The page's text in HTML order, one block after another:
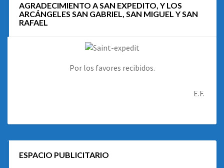
AGRADECIMIENTO A SAN EXPEDITO, Y LOS
ARCÁNGELES SAN GABRIEL, SAN MIGUEL Y SAN
RAFAEL
Por los favores recibidos.
E.F.
ESPACIO PUBLICITARIO